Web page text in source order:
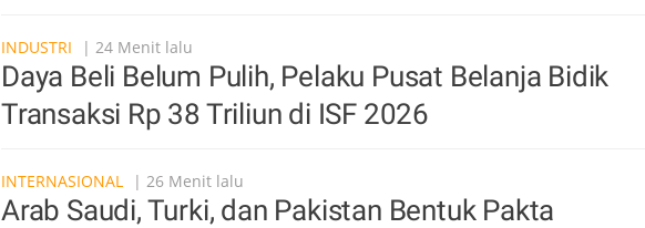
INDUSTRI | 24 Menit lalu
Daya Beli Belum Pulih, Pelaku Pusat Belanja Bidik
Transaksi Rp 38 Triliun di ISF 2026
INTERNASIONAL | 26 Menit lalu
Arab Saudi, Turki, dan Pakistan Bentuk Pakta